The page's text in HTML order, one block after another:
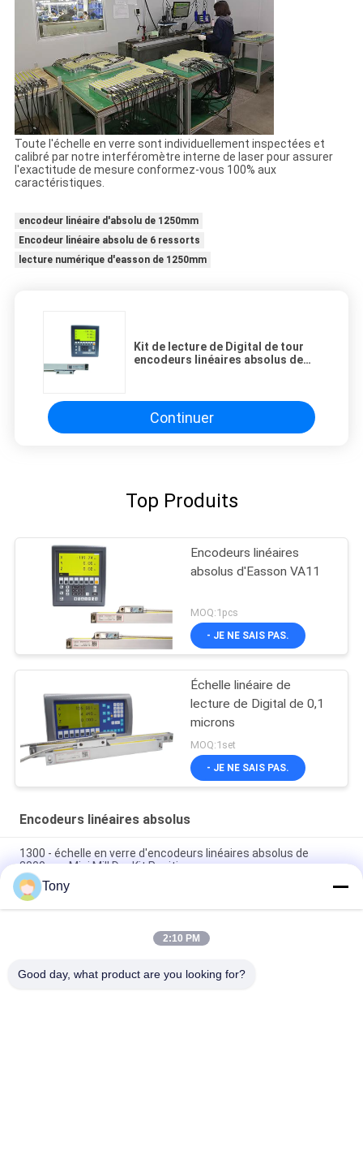
Toute l'échelle en verre sont individuellement inspectées et
calibré par notre interféromètre interne de laser pour assurer
l'exactitude de mesure conformez-vous 100% aux
caractéristiques.
encodeur linéaire d'absolu de 1250mm
Encodeur linéaire absolu de 6 ressorts
lecture numérique d'easson de 1250mm
Kit de lecture de Digital de tour
encodeurs linéaires absolus de
Continuer
Top Produits
Encodeurs linéaires
absolus d'Easson VA11
MOQ:1pcs
- JE NE SAIS PAS.
Échelle linéaire de
lecture de Digital de 0,1
microns
MOQ:1set
- JE NE SAIS PAS.
Encodeurs linéaires absolus
1300 - échelle en verre d'encodeurs linéaires absolus de
3000mm Mini Mill Dro Kit Position
La commande numérique par ordinateur mesurant 6 ressorts
tournent la lecture de Digital Kit Absolute Linear Scale
Encodeur linéaire absolu optique de machine de mesure
Tony
2:10 PM
Good day, what product are you looking for?